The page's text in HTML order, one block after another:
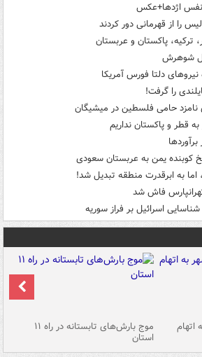
نفس اژدها+عکس
را از قهرمانی دور کردند
پاکستان و عربستان
شوهرش
دلتا فورس آمریکا
را گرفت!
نامزد حامی فلسطین در میشیگان
قطر و پاکستان نداریم
کوبنده یمن به عربستان سعودی
اما به ابرقدرت منطقه تبدیل شد!
شناسایی اسرائیل بر فراز سوریه
به اتهام موج بارش‌های تابستانه در راه ۱۱
استان